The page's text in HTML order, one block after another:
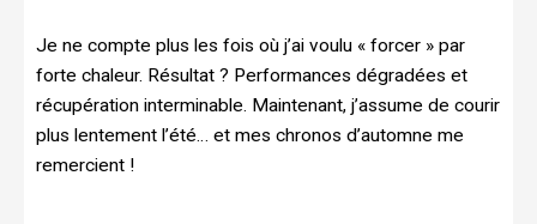
Je ne compte plus les fois où j’ai voulu « forcer » par
forte chaleur. Résultat ? Performances dégradées et
récupération interminable. Maintenant, j’assume de courir
plus lentement l’été… et mes chronos d’automne me
remercient !